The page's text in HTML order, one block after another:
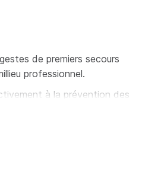
de premiers secours
professionnel.
à la prévention des
dans l'entreprise.
en cas d'accident du